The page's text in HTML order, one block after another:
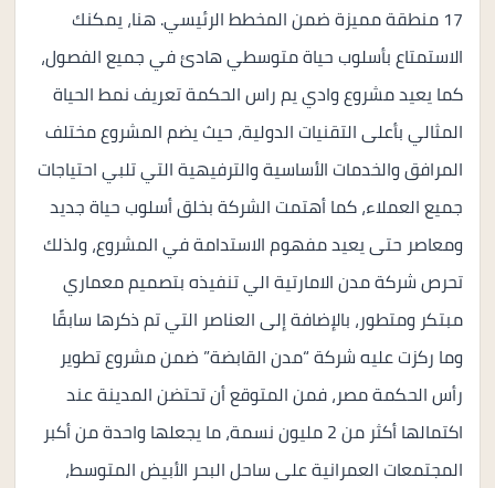
17 منطقة مميزة ضمن المخطط الرئيسي. هنا، يمكنك
الاستمتاع بأسلوب حياة متوسطي هادئ في جميع الفصول،
كما يعيد مشروع وادي يم راس الحكمة تعريف نمط الحياة
المثالي بأعلى التقنيات الدولية، حيث يضم المشروع مختلف
المرافق والخدمات الأساسية والترفيهية التي تلبي احتياجات
جميع العملاء، كما أهتمت الشركة بخلق أسلوب حياة جديد
ومعاصر حتى يعيد مفهوم الاستدامة في المشروع، ولذلك
تحرص شركة مدن الامارتية الي تنفيذه بتصميم معماري
مبتكر ومتطور، بالإضافة إلى العناصر التي تم ذكرها سابقًا
وما ركزت عليه شركة “مدن القابضة” ضمن مشروع تطوير
رأس الحكمة مصر، فمن المتوقع أن تحتضن المدينة عند
اكتمالها أكثر من 2 مليون نسمة، ما يجعلها واحدة من أكبر
المجتمعات العمرانية على ساحل البحر الأبيض المتوسط،